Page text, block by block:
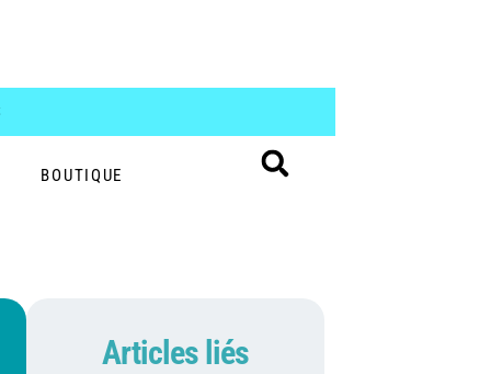
BOUTIQUE
Articles liés